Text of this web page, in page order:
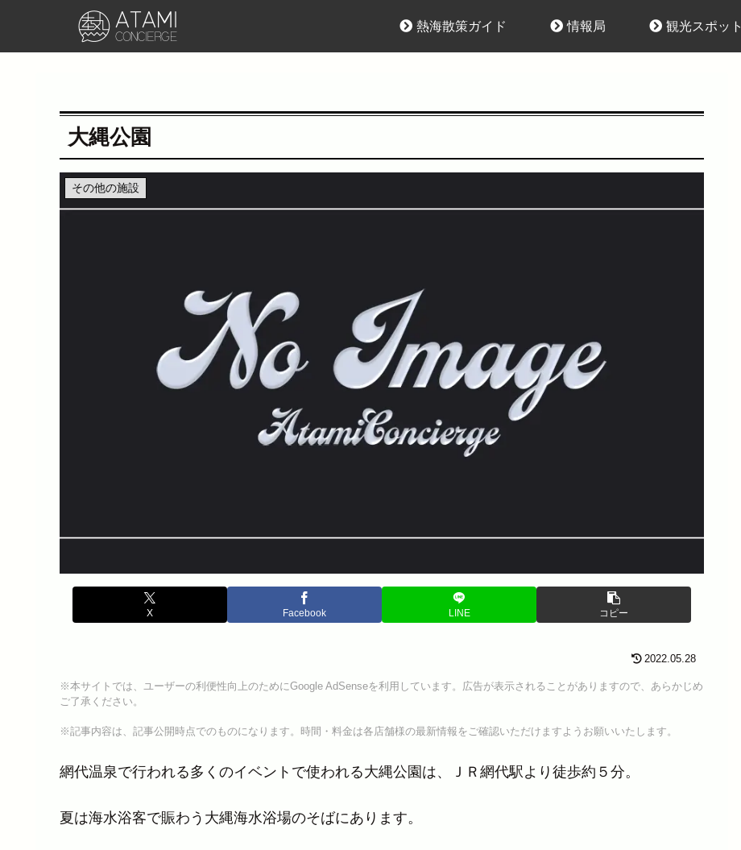
熱海散策ガイド 情報局 観光スポット
大縄公園
その他の施設
X Facebook LINE コピー
2022.05.28
※本サイトでは、ユーザーの利便性向上のためにGoogle AdSenseを利用しています。広告が表示されることがありますので、あらかじめ
ご了承ください。
※記事内容は、記事公開時点でのものになります。時間・料金は各店舗様の最新情報をご確認いただけますようお願いいたします。
網代温泉で行われる多くのイベントで使われる大縄公園は、ＪＲ網代駅より徒歩約５分。
夏は海水浴客で賑わう大縄海水浴場のそばにあります。